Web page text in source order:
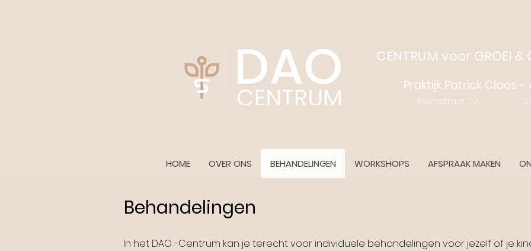
CENTRUM voor GROEI &
Praktijk Patrick Claes -
Riemstraat 79
HOME OVER ONS BEHANDELINGEN WORKSHOPS AFSPRAAK MAKEN
Behandelingen
In het DAO -Centrum kan je terecht voor individuele behandelingen voor jezelf of je